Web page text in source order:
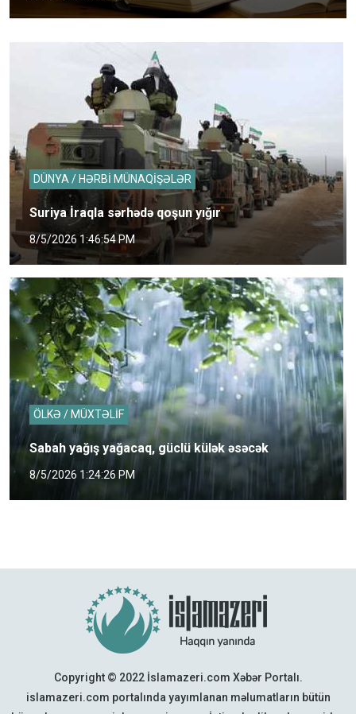
DÜNYA / HƏRBİ MÜNAQİŞƏLƏR
Suriya İraqla sərhədə qoşun yığır
8/5/2026 1:46:54 PM
ÖLKƏ / MÜXTƏLİF
Sabah yağış yağacaq, güclü külək əsəcək
8/5/2026 1:24:26 PM
Copyright © 2022 İslamazeri.com Xəbər Portalı.
islamazeri.com portalında yayımlanan məlumatların bütün